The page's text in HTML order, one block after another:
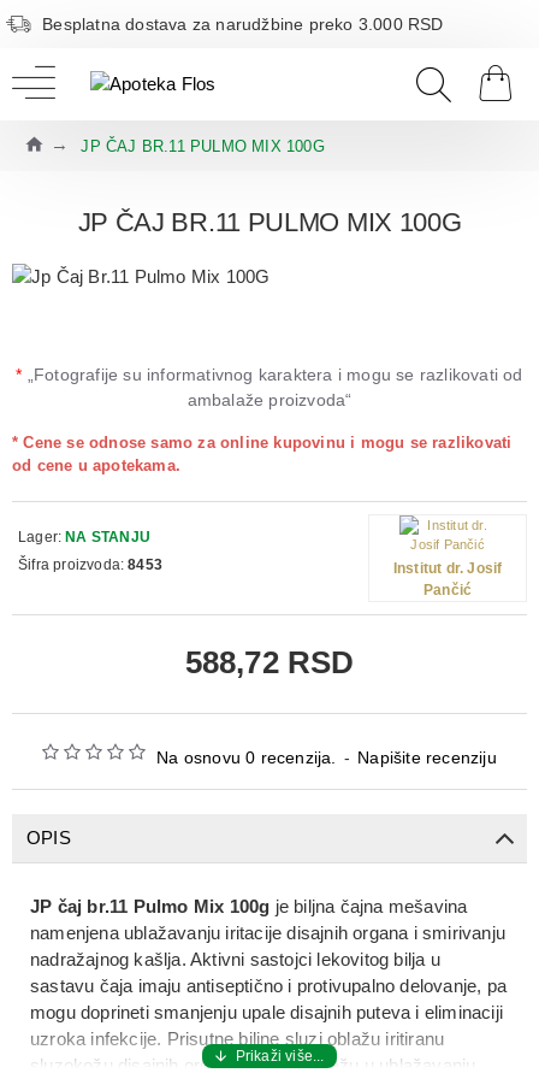
Besplatna dostava za narudžbine preko 3.000 RSD
JP ČAJ BR.11 PULMO MIX 100G
JP ČAJ BR.11 PULMO MIX 100G
* „Fotografije su informativnog karaktera i mogu se razlikovati od
ambalaže proizvoda“
Na osnovu 0 recenzija. - Napišite recenziju
* Cene se odnose samo za online kupovinu i mogu se razlikovati
od cene u apotekama.
588,72 RSD
Lager: NA STANJU
Šifra proizvoda: 8453
Institut dr. Josif
Pančić
OPIS
JP čaj br.11 Pulmo Mix 100g je biljna čajna mešavina
namenjena ublažavanju iritacije disajnih organa i smirivanju
nadražajnog kašlja. Aktivni sastojci lekovitog bilja u
sastavu čaja imaju antiseptično i protivupalno delovanje, pa
mogu doprineti smanjenju upale disajnih puteva i eliminaciji
uzroka infekcije. Prisutne biljne sluzi oblažu iritiranu
sluzokožu disajnih organa, čime pomažu u ublažavanju